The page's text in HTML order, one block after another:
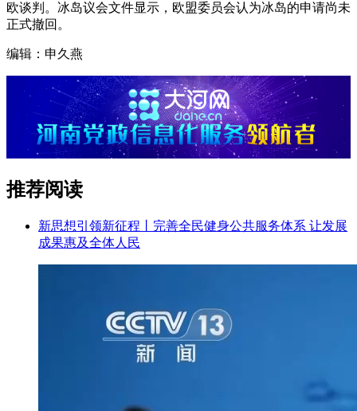
欧谈判。冰岛议会文件显示，欧盟委员会认为冰岛的申请尚未
正式撤回。
编辑：申久燕
推荐阅读
新思想引领新征程丨完善全民健身公共服务体系 让发展
成果惠及全体人民